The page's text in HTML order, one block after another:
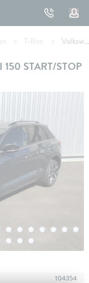
T-Roc Volkswagen T-ROC 2.0 TDI 150 Start/Stop DSG7 R-Line
START/STOP
104354